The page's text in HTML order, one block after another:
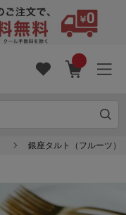
銀座タルト（フルーツ）